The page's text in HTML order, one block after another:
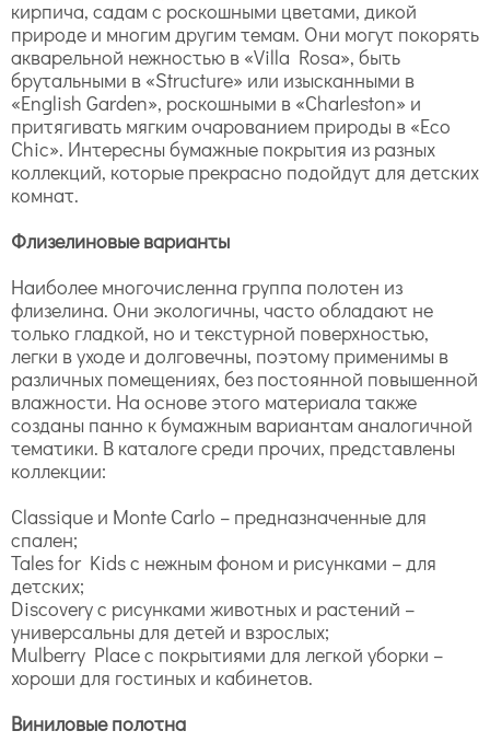
кирпича, садам с роскошными цветами, дикой
природе и многим другим темам. Они могут покорять
акварельной нежностью в «Villa Rosa», быть
брутальными в «Structure» или изысканными в
«English Garden», роскошными в «Charleston» и
притягивать мягким очарованием природы в «Eco
Chic». Интересны бумажные покрытия из разных
коллекций, которые прекрасно подойдут для детских
комнат.
Флизелиновые варианты
Наиболее многочисленна группа полотен из
флизелина. Они экологичны, часто обладают не
только гладкой, но и текстурной поверхностью,
легки в уходе и долговечны, поэтому применимы в
различных помещениях, без постоянной повышенной
влажности. На основе этого материала также
созданы панно к бумажным вариантам аналогичной
тематики. В каталоге среди прочих, представлены
коллекции:
Classique и Monte Carlo – предназначенные для
спален;
Tales for Kids с нежным фоном и рисунками – для
детских;
Discovery с рисунками животных и растений –
универсальны для детей и взрослых;
Mulberry Place с покрытиями для легкой уборки –
хороши для гостиных и кабинетов.
Виниловые полотна